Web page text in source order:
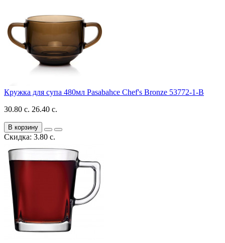
Кружка для супа 480мл Pasabahce Chef's Bronze 53772-1-B
30.80 с. 26.40 с.
В корзину
Скидка: 3.80 с.